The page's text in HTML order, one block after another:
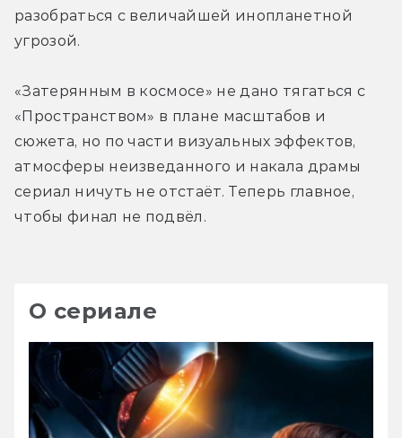
разобраться с величайшей инопланетной
угрозой.
«Затерянным в космосе» не дано тягаться с
«Пространством» в плане масштабов и
сюжета, но по части визуальных эффектов,
атмосферы неизведанного и накала драмы
сериал ничуть не отстаёт. Теперь главное,
чтобы финал не подвёл.
О сериале